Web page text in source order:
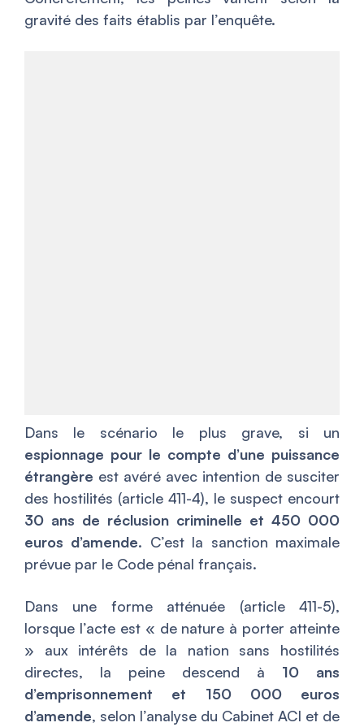
gravité des faits établis par l’enquête.
Dans le scénario le plus grave, si un
espionnage pour le compte d’une puissance
étrangère est avéré avec intention de susciter
des hostilités (article 411-4), le suspect encourt
30 ans de réclusion criminelle et 450 000
euros d’amende. C’est la sanction maximale
prévue par le Code pénal français.
Dans une forme atténuée (article 411-5),
lorsque l’acte est « de nature à porter atteinte
» aux intérêts de la nation sans hostilités
directes, la peine descend à 10 ans
d’emprisonnement et 150 000 euros
d’amende, selon l’analyse du Cabinet ACI et de